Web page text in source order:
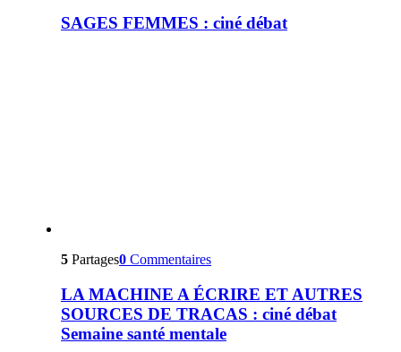
SAGES FEMMES : ciné débat
5 Partages0 Commentaires
LA MACHINE A ÉCRIRE ET AUTRES
SOURCES DE TRACAS : ciné débat
Semaine santé mentale